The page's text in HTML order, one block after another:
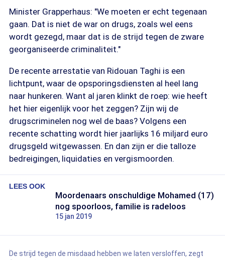
Minister Grapperhaus: "We moeten er echt tegenaan
gaan. Dat is niet de war on drugs, zoals wel eens
wordt gezegd, maar dat is de strijd tegen de zware
georganiseerde criminaliteit."
De recente arrestatie van Ridouan Taghi is een
lichtpunt, waar de opsporingsdiensten al heel lang
naar hunkeren. Want al jaren klinkt de roep: wie heeft
het hier eigenlijk voor het zeggen? Zijn wij de
drugscriminelen nog wel de baas? Volgens een
recente schatting wordt hier jaarlijks 16 miljard euro
drugsgeld witgewassen. En dan zijn er die talloze
bedreigingen, liquidaties en vergismoorden.
LEES OOK
Moordenaars onschuldige Mohamed (17)
nog spoorloos, familie is radeloos
15 jan 2019
De strijd tegen de misdaad hebben we laten versloffen, zegt